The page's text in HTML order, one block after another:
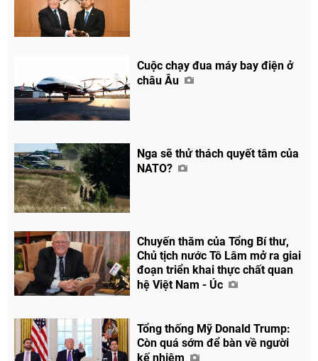
Cuộc chạy đua máy bay điện ở
châu Âu
Nga sẽ thử thách quyết tâm của
NATO?
Chuyến thăm của Tổng Bí thư,
Chủ tịch nước Tô Lâm mở ra giai
đoạn triển khai thực chất quan
hệ Việt Nam - Úc
Tổng thống Mỹ Donald Trump:
Còn quá sớm để bàn về người
kế nhiệm